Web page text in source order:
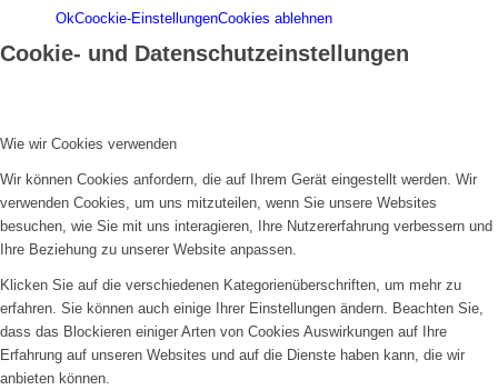
OkCoockie-EinstellungenCookies ablehnen
Cookie- und Datenschutzeinstellungen
Wie wir Cookies verwenden
Wir können Cookies anfordern, die auf Ihrem Gerät eingestellt werden. Wir
verwenden Cookies, um uns mitzuteilen, wenn Sie unsere Websites
besuchen, wie Sie mit uns interagieren, Ihre Nutzererfahrung verbessern und
Ihre Beziehung zu unserer Website anpassen.
Klicken Sie auf die verschiedenen Kategorienüberschriften, um mehr zu
erfahren. Sie können auch einige Ihrer Einstellungen ändern. Beachten Sie,
dass das Blockieren einiger Arten von Cookies Auswirkungen auf Ihre
Erfahrung auf unseren Websites und auf die Dienste haben kann, die wir
anbieten können.